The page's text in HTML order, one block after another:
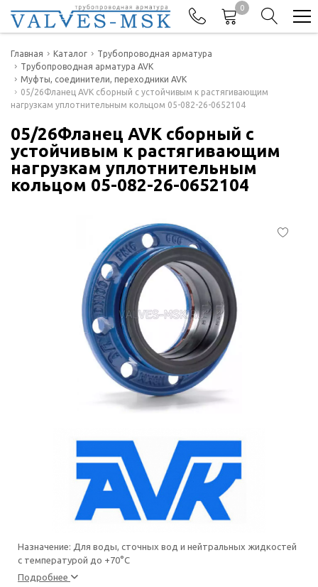
0
Телефоны
+7(977) 474-62-50
Отдел продаж
Главная Каталог
Трубопроводная арматура
Трубопроводная арматура AVK
Муфты, соединители, переходники AVK
05/26Фланец AVK сборный с устойчивым к растягивающим
нагрузкам уплотнительным кольцом 05-082-26-0652104
05/26Фланец AVK сборный с
устойчивым к растягивающим
нагрузкам уплотнительным
кольцом 05-082-26-0652104
Назначение: Для воды, сточных вод и нейтральных жидкостей
с температурой до +70°С
Подробнее